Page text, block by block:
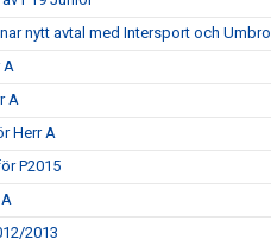
nytt avtal med Intersport och Umbro
A
A
Herr A
P2015
2013